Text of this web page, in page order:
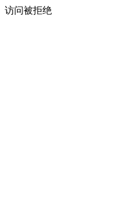
访问被拒绝